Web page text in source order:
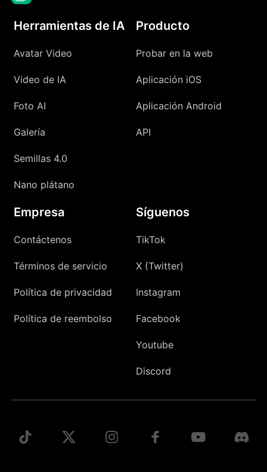
Herramientas de IA
Avatar Video
Video de IA
Foto AI
Galería
Semillas 4.0
Nano plátano
Producto
Probar en la web
Aplicación iOS
Aplicación Android
API
Empresa
Contáctenos
Términos de servicio
Política de privacidad
Política de reembolso
Síguenos
TikTok
X (Twitter)
Instagram
Facebook
Youtube
Discord